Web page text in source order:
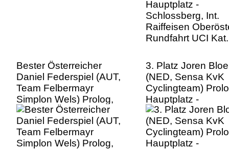
Bester Österreicher
Daniel Federspiel (AUT,
Team Felbermayr
Simplon Wels) Prolog,
Linz Hauptplatz -
Schlossberg, Int.
Raiffeisen Oberösterreich
Rundfahrt UCI Kat. 2.2
3. Platz Joren
(NED, Sensa KvK
Cyclingteam)
Hauptplatz -
Schlossberg, Int.
Raiffeisen
Rundfahrt UCI